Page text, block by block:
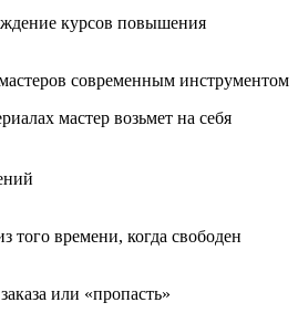
курсов повышения
современным инструментом
мастер возьмет на себя
того времени, когда свободен
или «пропасть»